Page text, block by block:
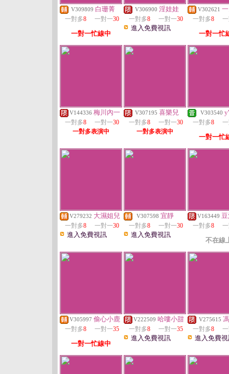
V309809 白珊菁
一對多8 一對一30
一對一忙線中
V306900 淫娃娃
一對多8 一對一30
進入免費視訊
V302621
一對多8
一對一忙
V144336 梅川內一
一對多8 一對一30
一對多表演中
V307195 喜樂兒
一對多8 一對一30
一對多表演中
V303540
一對多8
一對一忙
V279232 大濕姐兒
一對多8 一對一30
進入免費視訊
V307598 宜靜
一對多8 一對一30
進入免費視訊
V163449
一對多8
不在線
V305997 偷心小鹿
一對多8 一對一35
一對一忙線中
V222509 哈嘍小甜
一對多8 一對一35
進入免費視訊
V275615
一對多8
進入免費